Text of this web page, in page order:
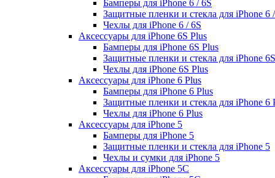
Бамперы для iPhone 6 / 6S
Защитные пленки и стекла для iPhone 6
Чехлы для iPhone 6 / 6S
Аксессуары для iPhone 6S Plus
Бамперы для iPhone 6S Plus
Защитные пленки и стекла для iPhone
Чехлы для iPhone 6S Plus
Аксессуары для iPhone 6 Plus
Бамперы для iPhone 6 Plus
Защитные пленки и стекла для iPhone 6
Чехлы для iPhone 6 Plus
Аксессуары для iPhone 5
Бамперы для iPhone 5
Защитные пленки и стекла для iPhone 5
Чехлы и сумки для iPhone 5
Аксессуары для iPhone 5C